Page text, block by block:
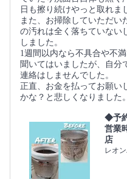
日も擦り続けやっと取れま
また、お掃除していただい
の汚れは全く落ちていない
しました。
1週間以内なら不具合や不
聞いてはいましたが、自分
連絡はしませんでした。
正直、お金を払ってお願い
かな？と悲しくなりました。
◆予
営業
店
レオ